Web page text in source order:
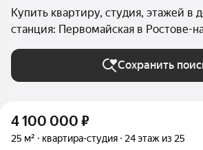
Купить квартиру, студия, этажей
станция: Первомайская в Ростове-
Сохранить
4 100 000 ₽
25 м² квартира-студия 24 этаж из 25